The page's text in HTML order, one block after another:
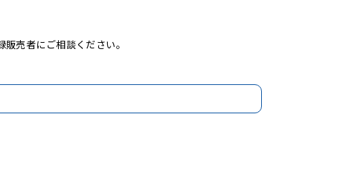
売者にご相談ください。